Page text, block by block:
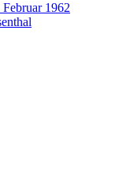
1962